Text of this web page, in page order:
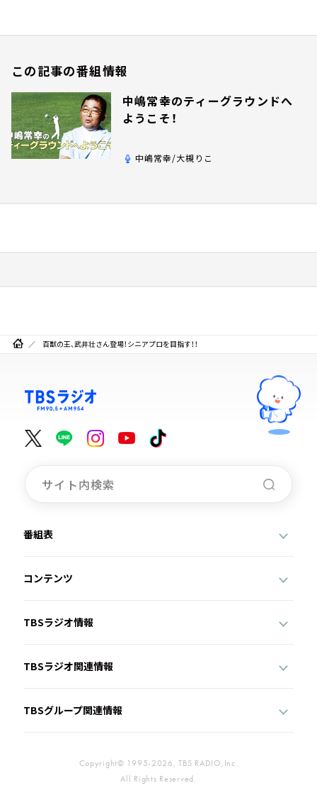
この記事の番組情報
中嶋常幸のティーグラウンドへ
ようこそ！
中嶋常幸/大槻りこ
百獣の王、武井壮さん登場！シニアプロを目指す！！
番組表
コンテンツ
TBSラジオ情報
TBSラジオ関連情報
TBSグループ関連情報
Copyright© 1995-2026, TBS RADIO,Inc.
All Rights Reserved.